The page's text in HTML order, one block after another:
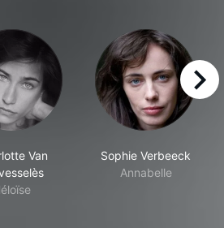
Van
Sophie Verbeeck
Annabelle
right